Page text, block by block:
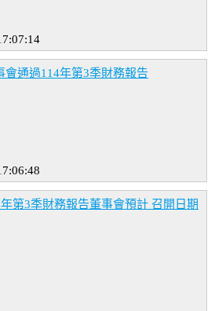
會通過114年第3季財務報告
第3季財務報告董事會預計 召開日期